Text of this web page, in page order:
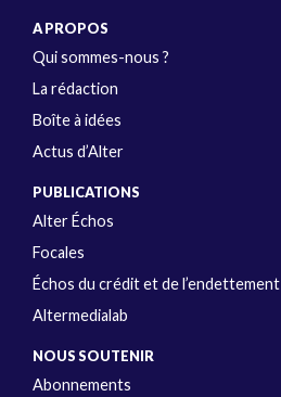
A PROPOS
Qui sommes-nous ?
La rédaction
Boîte à idées
Actus d’Alter
PUBLICATIONS
Alter Échos
Focales
Échos du crédit et de l’endettement
Altermedialab
NOUS SOUTENIR
Abonnements